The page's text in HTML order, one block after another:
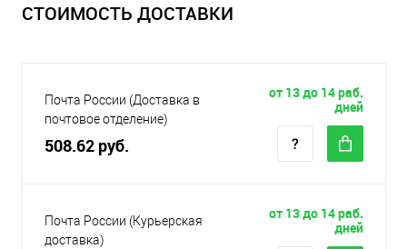
СТОИМОСТЬ ДОСТАВКИ
Почта России (Доставка в
почтовое отделение)
508.62 руб.
от 13 до 14 раб.
дней
Почта России (Курьерская
доставка)
от 13 до 14 раб.
дней